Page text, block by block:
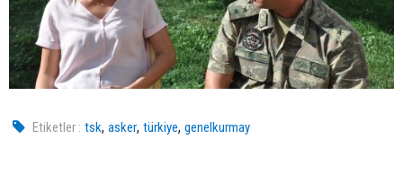
Etiketler : tsk,asker,türkiye,genelkurmay